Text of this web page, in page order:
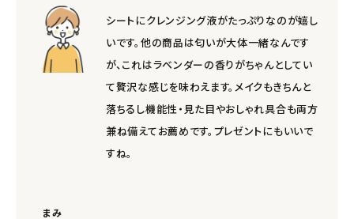
シートにクレンジング液がたっぷりなのが嬉し
いです。他の商品は匂いが大体一緒なんです
が、これはラベンダーの香りがちゃんとしてい
て贅沢な感じを味わえます。メイクもきちんと
落ちるし機能性・見た目やおしゃれ具合も両方
兼ね備えてお薦めです。プレゼントにもいいで
すね。
まみ